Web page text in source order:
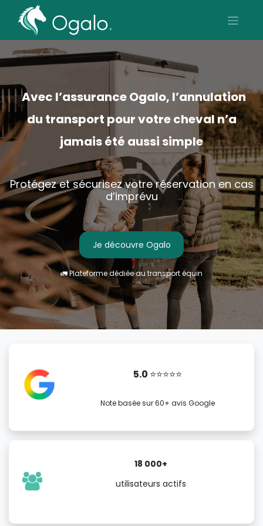
Avec l’assurance Ogalo, l’annulation
du transport pour votre cheval n’a
jamais été aussi simple
Protégez et sécurisez votre réservation en cas
d’imprévu
Je découvre Ogalo
🚛️ Plateforme dédiée au transport équin
5.0 ⭐️⭐️⭐️⭐️⭐️
Note basée sur 60+ avis Google
18 000+
utilisateurs actifs